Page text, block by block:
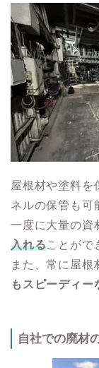
屋根材や塗料を
ネルの保管も可
一度に大量の資
入れることがで
また、常に屋根
もスピーディー
自社での廃材